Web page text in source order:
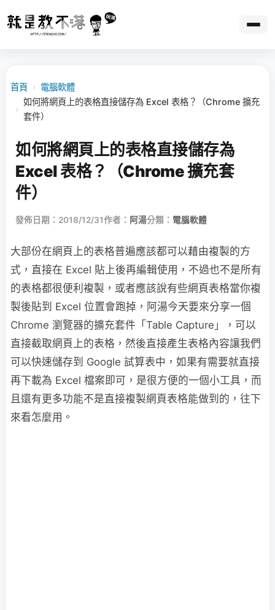
首頁 › 電腦軟體
›
如何將網頁上的表格直接儲存為 Excel 表格？（Chrome 擴充
套件）
如何將網頁上的表格直接儲存為
Excel 表格？（Chrome 擴充套
件）
發佈日期：2018/12/31作者： 阿湯分類： 電腦軟體
大部份在網頁上的表格普遍應該都可以藉由複製的方
式，直接在 Excel 貼上後再編輯使用，不過也不是所有
的表格都很便利複製，或者應該說有些網頁表格當你複
製後貼到 Excel 位置會跑掉，阿湯今天要來分享一個
Chrome 瀏覽器的擴充套件「Table Capture」，可以
直接截取網頁上的表格，然後直接產生表格內容讓我們
可以快速儲存到 Google 試算表中，如果有需要就直接
再下載為 Excel 檔案即可，是很方便的一個小工具，而
且還有更多功能不是直接複製網頁表格能做到的，往下
來看怎麼用。